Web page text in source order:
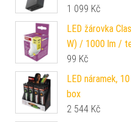
1 099 Kč
LED žárovka
W) / 1000 lm /
99 Kč
LED náramek,
box
2 544 Kč